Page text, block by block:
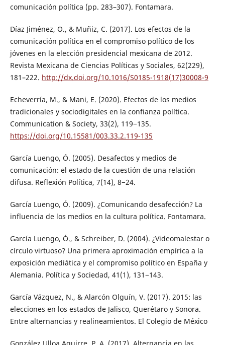
comunicación política (pp. 283–307). Fontamara.
Díaz Jiménez, O., & Muñiz, C. (2017). Los efectos de la
comunicación política en el compromiso político de los
jóvenes en la elección presidencial mexicana de 2012.
Revista Mexicana de Ciencias Políticas y Sociales, 62(229),
181–222. http://dx.doi.org/10.1016/S0185-1918(17)30008-9
Echeverría, M., & Mani, E. (2020). Efectos de los medios
tradicionales y sociodigitales en la confianza política.
Communication & Society, 33(2), 119−135.
https://doi.org/10.15581/003.33.2.119-135
García Luengo, Ó. (2005). Desafectos y medios de
comunicación: el estado de la cuestión de una relación
difusa. Reflexión Política, 7(14), 8−24.
García Luengo, Ó. (2009). ¿Comunicando desafección? La
influencia de los medios en la cultura política. Fontamara.
García Luengo, Ó., & Schreiber, D. (2004). ¿Videomalestar o
círculo virtuoso? Una primera aproximación empírica a la
exposición mediática y el compromiso político en España y
Alemania. Política y Sociedad, 41(1), 131−143.
García Vázquez, N., & Alarcón Olguín, V. (2017). 2015: las
elecciones en los estados de Jalisco, Querétaro y Sonora.
Entre alternancias y realineamientos. El Colegio de México
González Ulloa Aguirre, P. A. (2017). Alternancia en las